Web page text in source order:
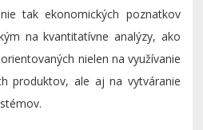
tak ekonomických poznatkov
na kvantitatívne analýzy, ako
nielen na využívanie
produktov, ale aj na vytváranie